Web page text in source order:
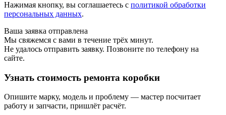
Нажимая кнопку, вы соглашаетесь с политикой обработки
персональных данных.
Ваша заявка отправлена
Мы свяжемся с вами в течение трёх минут.
Не удалось отправить заявку. Позвоните по телефону на
сайте.
Узнать стоимость ремонта коробки
Опишите марку, модель и проблему — мастер посчитает
работу и запчасти, пришлёт расчёт.